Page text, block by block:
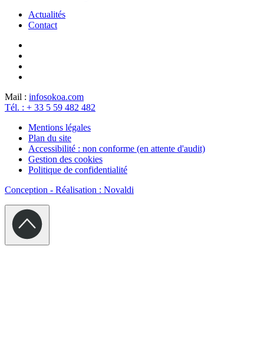
Actualités
Contact
Mail : infosokoa.com
Tél. : + 33 5 59 482 482
Mentions légales
Plan du site
Accessibilité : non conforme (en attente d'audit)
Gestion des cookies
Politique de confidentialité
Conception - Réalisation : Novaldi